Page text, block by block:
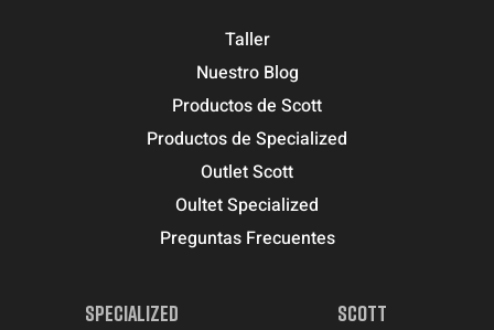
Taller
Nuestro Blog
Productos de Scott
Productos de Specialized
Outlet Scott
Oultet Specialized
Preguntas Frecuentes
SPECIALIZED SCOTT